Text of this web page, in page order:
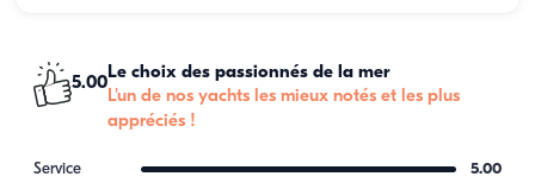
5.00
Le choix des passionnés de la mer
L'un de nos yachts les mieux notés et les plus
appréciés !
Service 5.00